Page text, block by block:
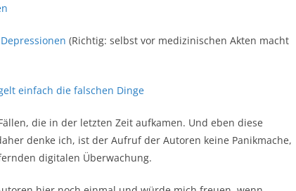
(Richtig: selbst vor medizinischen Akten macht
einfach die falschen Dinge
die in der letzten Zeit aufkamen. Und eben diese
denke ich, ist der Aufruf der Autoren keine Panikmache,
digitalen Überwachung.